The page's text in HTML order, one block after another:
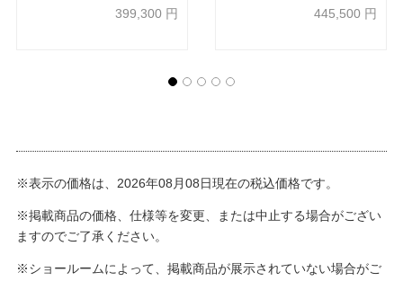
399,300 円 445,500 円
※表示の価格は、2026年08月08日現在の税込価格です。
※掲載商品の価格、仕様等を変更、または中止する場合がござい
ますのでご了承ください。
※ショールームによって、掲載商品が展示されていない場合がご